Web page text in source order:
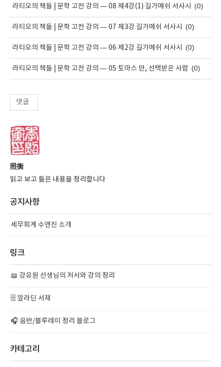
라티오의 책들 | 문학 고전 강의 — 08 제4강(1) 길가메쉬 서사시 (0)
라티오의 책들 | 문학 고전 강의 — 07 제3강 길가메쉬 서사시 (0)
라티오의 책들 | 문학 고전 강의 — 06 제2강 길가메쉬 서사시 (0)
라티오의 책들 | 문학 고전 강의 — 05 토마스 만, 선택받은 사람 (0)
댓글
照衡
읽고 보고 들은 내용을 정리합니다
공지사항
세무회계 수앤진 소개
링크
📖 강유원 선생님의 저서와 강의 정리
🗄️ 알라딘 서재
🎧 음반/블루레이 정리 블로그
카테고리